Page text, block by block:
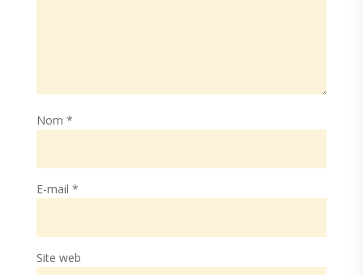
Nom *
E-mail *
Site web